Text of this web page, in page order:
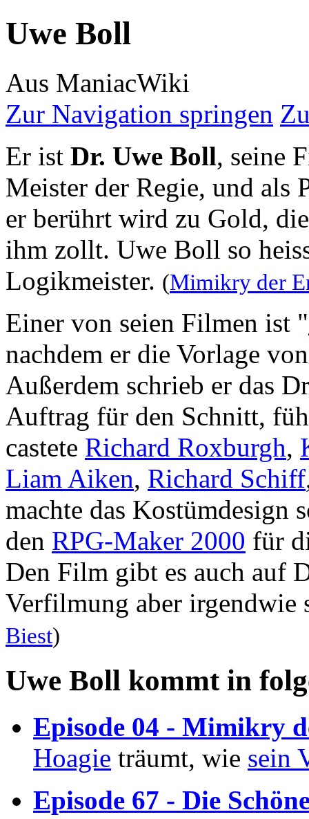
Uwe Boll
Aus ManiacWiki
Zur Navigation springen
Er ist Dr. Uwe Boll, seine
Meister der Regie, und als
er berührt wird zu Gold,
ihm zollt. Uwe Boll so
Logikmeister. (Mimikry der
Einer von seien Filmen ist "
nachdem er die Vorlage
Außerdem schrieb er das
Auftrag für den Schnitt,
castete Richard Roxburgh,
Liam Aiken, Richard Schiff
machte das Kostümdesign
den RPG-Maker 2000 für
Den Film gibt es auch auf
Verfilmung aber irgendwie
Biest)
Uwe Boll kommt in
Episode 04 - Mimikry
Hoagie träumt, wie sein
Episode 67 - Die